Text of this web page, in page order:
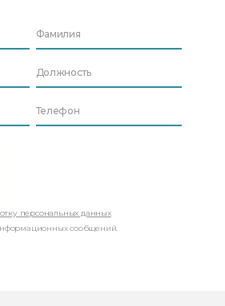
персональных данных
сообщений.